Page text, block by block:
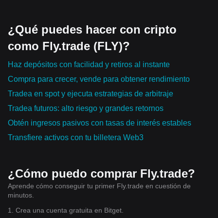
Infrastructure compounds. Speculation fades. --- 💻 The AI
Hardware Race Continues Technology investment remains
concentrated around: $MU • $SNDK • $CRM • $SOXL •
$OKTA • $SKHYNIX • $TMF • $SPCX Semiconductors.
Enterprise software. Cybersecurity. Cloud computing. These
industries provide the physical foundation supporting the AI
economy. --- ⚡ Tomorrow's Experiments Become
$AXTI • $RAM • $SNXX • $MVLL • $ROBO • $MMT History
insignificant. The next infrastructure leader probably looks
ordinary today. --- 🌐 Adoption Is the New Bull Market
Communities surrounding $UP, $CAP, $UB, $RTX, $ESP,
$BEAT and $ANTFUN demonstrate something important.
Activity matters. Developers matter. Users matter. Daily
"When is the next bull market?" Perhaps the better question
is: What if we're no longer waiting for another bull market...
What if we're watching the construction of a completely new
Internet weren't always the first websites. They became
$CAP • $FLY • $RTX • $UB • $LAB • $ESP • $BEAT •
$ANTFUN • $INTW Innovation continues expanding across
AI, consumer ecosystems, decentralized infrastructure, and
digital communities. --- 🏗 Infrastructure Layer Builders
continue strengthening: $RECALL • $ORDER • $BANK •
$CORE • $SCR • $AI • $WLD • $TAO • $RIF • $HYPE •
$JTO • $ALLO The strongest ecosystems continue
improving scalability, interoperability, governance, and
enterprise readiness. --- 💻 Technology & AI Capital Rotation
Institutional attention remains active across: $MU • $SNDK •
$CRM • $SOXL • $OKTA • $SKHYNIX • $TMF • $SPCX
Semiconductors, AI software, cybersecurity, enterprise
cloud, and infrastructure continue driving long-term
technology investment. --- ⚡ Innovation Pipeline Emerging
robotics, AI acceleration, advanced computing, and
semiconductor innovation. --- 🌐 On-Chain Activity
Community participation continues rotating through: $UP •
$CAP • $UB • $RTX • $ESP • $BEAT • $ANTFUN Healthy
ecosystem growth and adoption. --- 🛢 Macro Commodity
效率。 --- 🏗 开发者生态 Builder持续建设： $RECALL •
$SCR • $BANK • $ORDER 真正改变行业的， 永远是持续建
设的人。 --- 💻 科技股与AI产业链 持续关注： $MU •
$SPCX 全球AI产业链依旧保持高速发展。 --- ⚡ 未来创新方向
持续关注： $ROBO • $RAM • $MVLL • $SNXX • $AXTI •
算、 下一代数字基础设施。 --- 🌐 链上社区活跃度 持续观察：
$UP • $RTX • $CAP • $ESP • $UB • $BEAT • $ANTFUN 链上
活跃度依然是观察市场情绪的重要指标。 --- 🛢 全球商品市场
持续关注： 🥇 黄金（XAUUSDT） 🥈 白银（XAGUSDT） 🛢
Brent原油（BZUSDT） 🛢 WTI原油（CLUSDT） ⚙ 铂金
✔ AI商业化速度 ✔ 区块链基础设施 ✔ 稳定币交易规模 ✔
RWA增长速度 ✔ 开发者活跃度 ✔ 企业采用率 ✔ 网络安全 ✔
全球互操作能力 资本， 开始寻找能够穿越多个周期的长期价
真正的牛市来自： 生产效率提升。 来自： 科技创新。 来自：
¿Qué puedes hacer con cripto
como Fly.trade (FLY)?
Haz depósitos con facilidad y retiros al instante
Compra para crecer, vende para obtener rendimiento
Tradea en spot y ejecuta estrategias de arbitraje
Tradea futuros: alto riesgo y grandes retornos
Obtén ingresos pasivos con tasas de interés estables
Transfiere activos con tu billetera Web3
¿Cómo puedo comprar Fly.trade?
Aprende cómo conseguir tu primer Fly.trade en cuestión de
minutos.
1. Crea una cuenta gratuita en Bitget.